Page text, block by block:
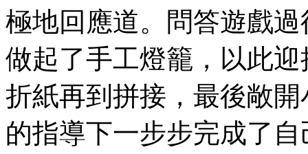
極地回應道。問答遊戲
做起了手工燈籠，以此
折紙再到拼接，最後敞
的指導下一步步完成了